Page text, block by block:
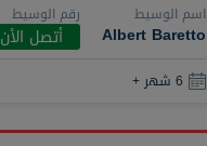
اسم الوسيط
Albert Baretto
رقم الوسيط
أتصل الأن
6 شهر +